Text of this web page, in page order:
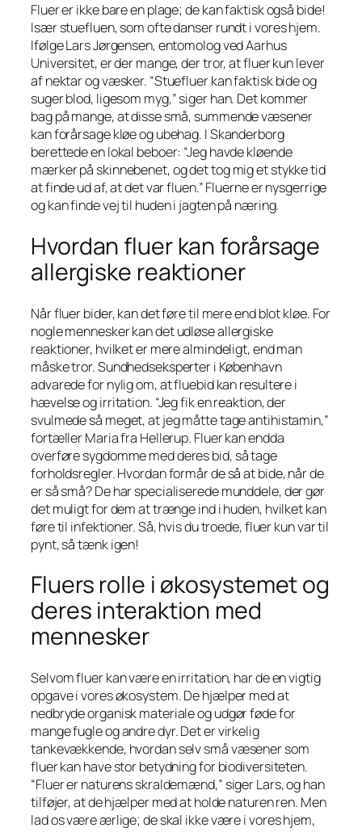
Fluer er ikke bare en plage; de kan faktisk også bide!
Især stuefluen, som ofte danser rundt i vores hjem.
Ifølge Lars Jørgensen, entomolog ved Aarhus
Universitet, er der mange, der tror, at fluer kun lever
af nektar og væsker. “Stuefluer kan faktisk bide og
suger blod, ligesom myg,” siger han. Det kommer
bag på mange, at disse små, summende væsener
kan forårsage kløe og ubehag. I Skanderborg
berettede en lokal beboer: “Jeg havde kløende
mærker på skinnebenet, og det tog mig et stykke tid
at finde ud af, at det var fluen.” Fluerne er nysgerrige
og kan finde vej til huden i jagten på næring.
Hvordan fluer kan forårsage
allergiske reaktioner
Når fluer bider, kan det føre til mere end blot kløe. For
nogle mennesker kan det udløse allergiske
reaktioner, hvilket er mere almindeligt, end man
måske tror. Sundhedseksperter i København
advarede for nylig om, at fluebid kan resultere i
hævelse og irritation. “Jeg fik en reaktion, der
svulmede så meget, at jeg måtte tage antihistamin,”
fortæller Maria fra Hellerup. Fluer kan endda
overføre sygdomme med deres bid, så tage
forholdsregler. Hvordan formår de så at bide, når de
er så små? De har specialiserede munddele, der gør
det muligt for dem at trænge ind i huden, hvilket kan
føre til infektioner. Så, hvis du troede, fluer kun var til
pynt, så tænk igen!
Fluers rolle i økosystemet og
deres interaktion med
mennesker
Selvom fluer kan være en irritation, har de en vigtig
opgave i vores økosystem. De hjælper med at
nedbryde organisk materiale og udgør føde for
mange fugle og andre dyr. Det er virkelig
tankevækkende, hvordan selv små væsener som
fluer kan have stor betydning for biodiversiteten.
“Fluer er naturens skraldemænd,” siger Lars, og han
tilføjer, at de hjælper med at holde naturen ren. Men
lad os være ærlige; de skal ikke være i vores hjem,